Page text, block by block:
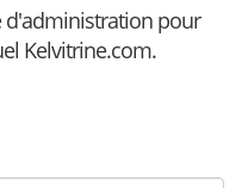
d'administration pour
Kelvitrine.com.